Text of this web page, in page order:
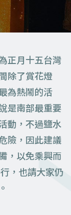
正月十五台灣
除了賞花燈
為熱鬧的活
是南部最重要
動，不過鹽水
險，因此建議
，以免乘興而
，也請大家仍